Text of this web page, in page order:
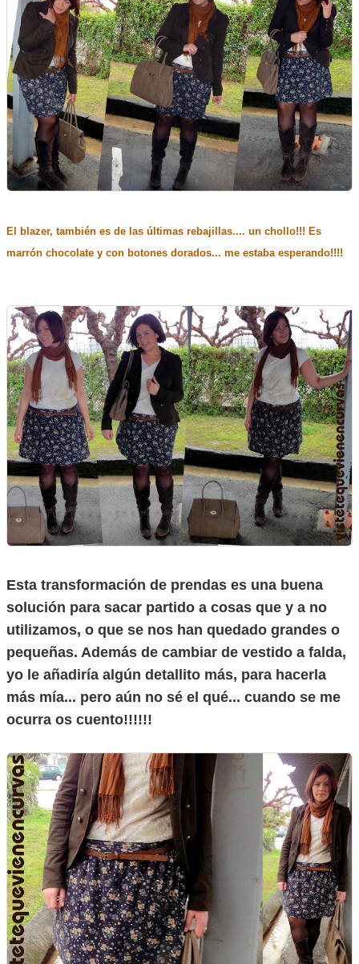
El blazer, también es de las últimas rebajillas.... un chollo!!! Es
marrón chocolate y con botones dorados... me estaba esperando!!!!
Esta transformación de prendas es una buena
solución para sacar partido a cosas que y a no
utilizamos, o que se nos han quedado grandes o
pequeñas. Además de cambiar de vestido a falda,
yo le añadiría algún detallito más, para hacerla
más mía... pero aún no sé el qué... cuando se me
ocurra os cuento!!!!!!